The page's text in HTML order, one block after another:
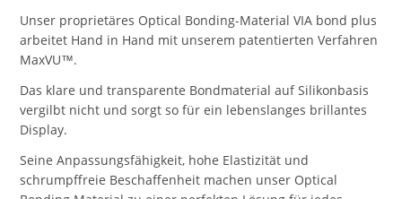
Unser proprietäres Optical Bonding-Material VIA bond plus
arbeitet Hand in Hand mit unserem patentierten Verfahren
MaxVU™.
Das klare und transparente Bondmaterial auf Silikonbasis
vergilbt nicht und sorgt so für ein lebenslanges brillantes
Display.
Seine Anpassungsfähigkeit, hohe Elastizität und
schrumpffreie Beschaffenheit machen unser Optical